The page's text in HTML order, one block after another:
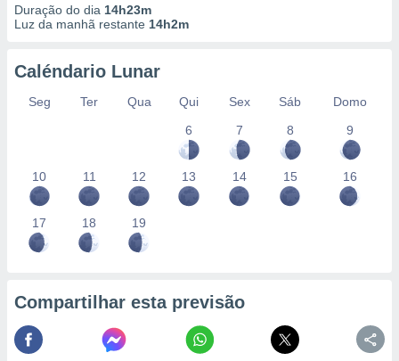
Duração do dia 14h23m
Luz da manhã restante 14h2m
Caléndario Lunar
Seg Ter Qua Qui Sex Sáb
Domo
6
7 8 9
10 11 12 13 14 15 16
17 18 19
Compartilhar esta previsão